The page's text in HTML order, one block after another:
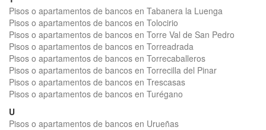
Pisos o apartamentos de bancos en Tabanera la Luenga
Pisos o apartamentos de bancos en Tolocirio
Pisos o apartamentos de bancos en Torre Val de San Pedro
Pisos o apartamentos de bancos en Torreadrada
Pisos o apartamentos de bancos en Torrecaballeros
Pisos o apartamentos de bancos en Torrecilla del Pinar
Pisos o apartamentos de bancos en Trescasas
Pisos o apartamentos de bancos en Turégano
U
Pisos o apartamentos de bancos en Urueñas